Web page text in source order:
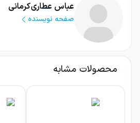
عباس عطاری‌کرمانی
صفحه نویسنده
محصولات مشابه